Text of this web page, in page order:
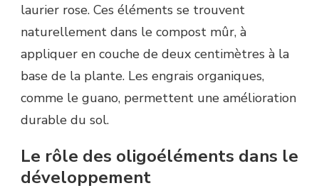
laurier rose. Ces éléments se trouvent
naturellement dans le compost mûr, à
appliquer en couche de deux centimètres à la
base de la plante. Les engrais organiques,
comme le guano, permettent une amélioration
durable du sol.
Le rôle des oligoéléments dans le
développement